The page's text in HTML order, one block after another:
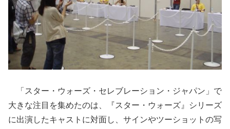
「スター・ウォーズ・セレブレーション・ジャパン」で
大きな注目を集めたのは、『スター・ウォーズ』シリーズ
に出演したキャストに対面し、サインやツーショットの写